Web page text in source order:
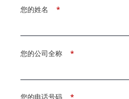
*
您的姓名
*
您的公司全称
*
您的电话号码